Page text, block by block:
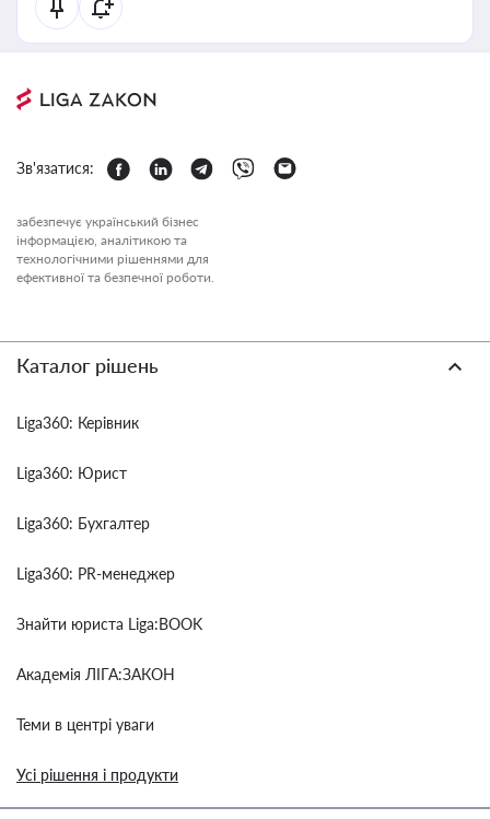
Зв'язатися:
забезпечує український бізнес
інформацією, аналітикою та
технологічними рішеннями для
ефективної та безпечної роботи.
Каталог рішень
Liga360: Керівник
Liga360: Юрист
Liga360: Бухгалтер
Liga360: PR-менеджер
Знайти юриста Liga:BOOK
Академія ЛІГА:ЗАКОН
Теми в центрі уваги
Усі рішення і продукти